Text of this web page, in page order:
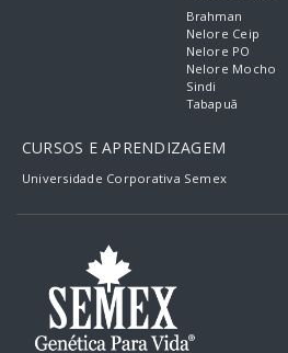
Brahman
Nelore Ceip
Nelore PO
Nelore Mocho
Sindi
Tabapuã
CURSOS E APRENDIZAGEM
Universidade Corporativa Semex